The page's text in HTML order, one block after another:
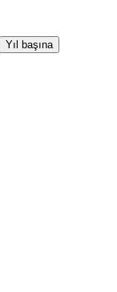
Yıl başına